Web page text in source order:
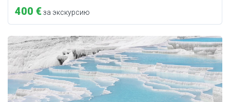
400 €за экскурсию